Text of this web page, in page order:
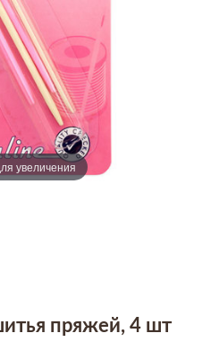
увеличения
пряжей, 4 шт